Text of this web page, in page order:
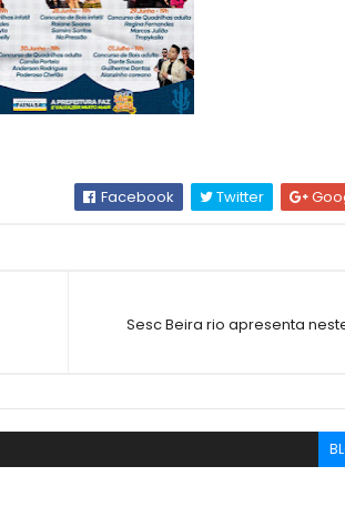
Facebook Twitter
Sesc Beira rio apresenta